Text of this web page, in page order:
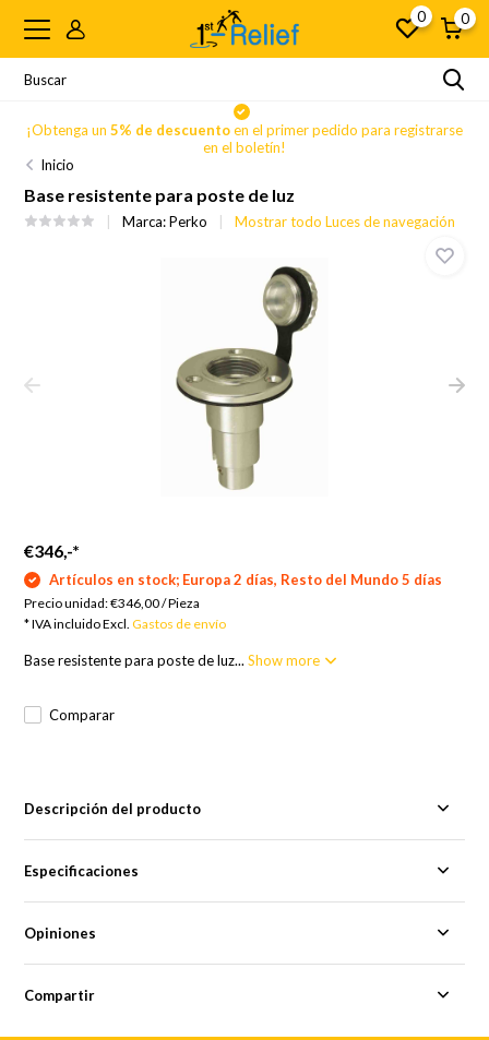
0 0
¡Obtenga un 5% de descuentoen el primer pedido para registrarse
en el boletín!
Inicio
Base resistente para poste de luz
Marca:Perko Mostrar todo Luces de navegación
€346,-*
Artículos en stock; Europa 2 días, Resto del Mundo 5 días
Precio unidad:€346,00/Pieza
* IVA incluido Excl.Gastos de envío
Base resistente para poste de luz...Show more
Comparar
Descripción del producto
Especificaciones
Opiniones
Compartir